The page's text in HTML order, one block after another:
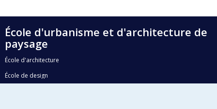
École d'urbanisme et d'architecture de
paysage
École d'architecture
École de design